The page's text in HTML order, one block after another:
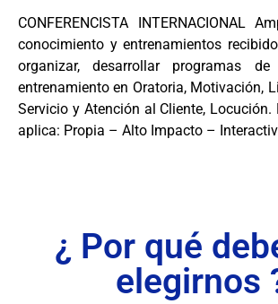
CONFERENCISTA INTERNACIONAL
conocimiento y entrenamientos
organizar, desarrollar programas
entrenamiento en Oratoria, Motivación,
Servicio y Atención al Cliente,
aplica: Propia – Alto Impacto –
¿ Por qué
elegirnos